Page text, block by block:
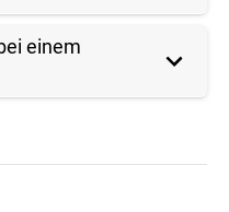
einem